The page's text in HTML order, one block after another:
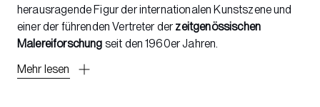
herausragende Figur der internationalen Kunstszene und
einer der führenden Vertreter der zeitgenössischen
Malereiforschung seit den 1960er Jahren.
Mehr lesen